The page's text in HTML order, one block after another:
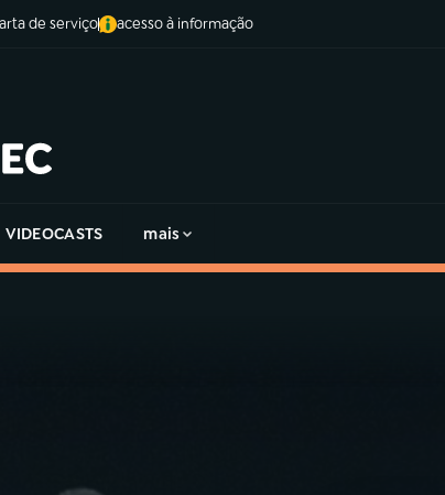
de serviço acesso à informação
VIDEOCASTS mais